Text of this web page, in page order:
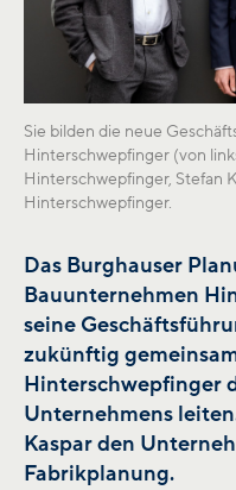
Das Burghauser
Bauunternehmen
seine
zukünftig
Hinterschwepfinger
Unternehmens
Kaspar den
Fabrikplanung.
Sie bilden die neue
Hinterschwepfinger (von
Hinterschwepfinger, Stefan
Hinterschwepfinger.